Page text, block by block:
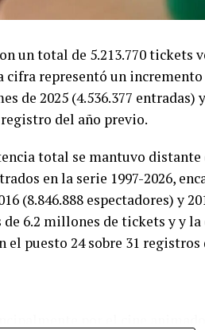
un total de 5.213.770 tickets
cifra representó un incremento
de 2025 (4.536.377
del año previo.
total se mantuvo distante
en la serie 1997-2026,
(8.846.888 espectadores) y
6.2 millones de tickets y y la
puesto 24 sobre 31 registros